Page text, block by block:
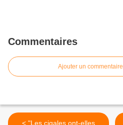
Commentaires
Ajouter un commentaire
< "Les cigales ont-elles